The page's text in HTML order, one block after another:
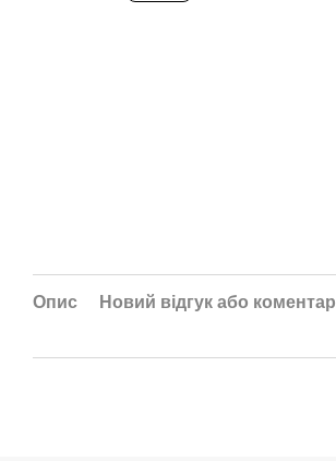
Опис Новий відгук або коментар